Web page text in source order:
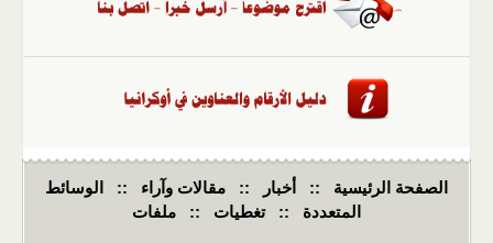
الصفحة الرئيسية :: أخبار :: مقالات وآراء ::
الوسائط
المتعددة
:: تغطيات :: ملفات